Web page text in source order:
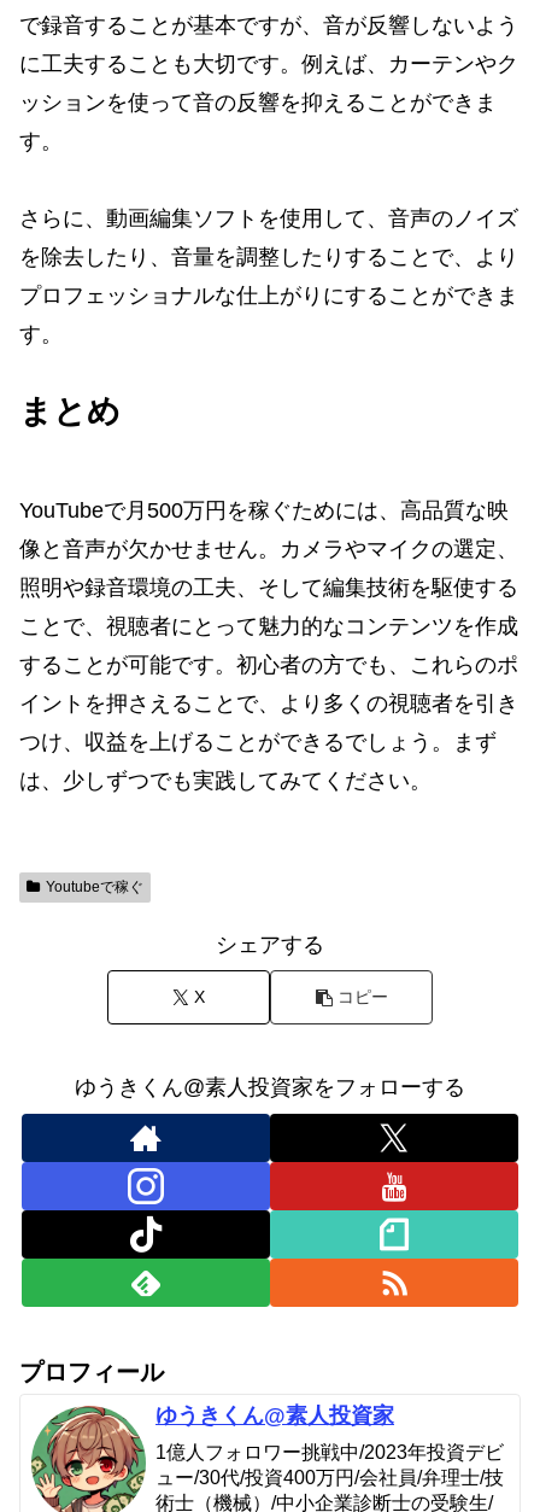
で録音することが基本ですが、音が反響しないよう
に工夫することも大切です。例えば、カーテンやク
ッションを使って音の反響を抑えることができま
す。
さらに、動画編集ソフトを使用して、音声のノイズ
を除去したり、音量を調整したりすることで、より
プロフェッショナルな仕上がりにすることができま
す。
まとめ
YouTubeで月500万円を稼ぐためには、高品質な映
像と音声が欠かせません。カメラやマイクの選定、
照明や録音環境の工夫、そして編集技術を駆使する
ことで、視聴者にとって魅力的なコンテンツを作成
することが可能です。初心者の方でも、これらのポ
イントを押さえることで、より多くの視聴者を引き
つけ、収益を上げることができるでしょう。まず
は、少しずつでも実践してみてください。
Youtubeで稼ぐ
シェアする
X コピー
ゆうきくん@素人投資家をフォローする
プロフィール
ゆうきくん@素人投資家
1億人フォロワー挑戦中/2023年投資デビ
ュー/30代/投資400万円/会社員/弁理士/技
術士（機械）/中小企業診断士の受験生/